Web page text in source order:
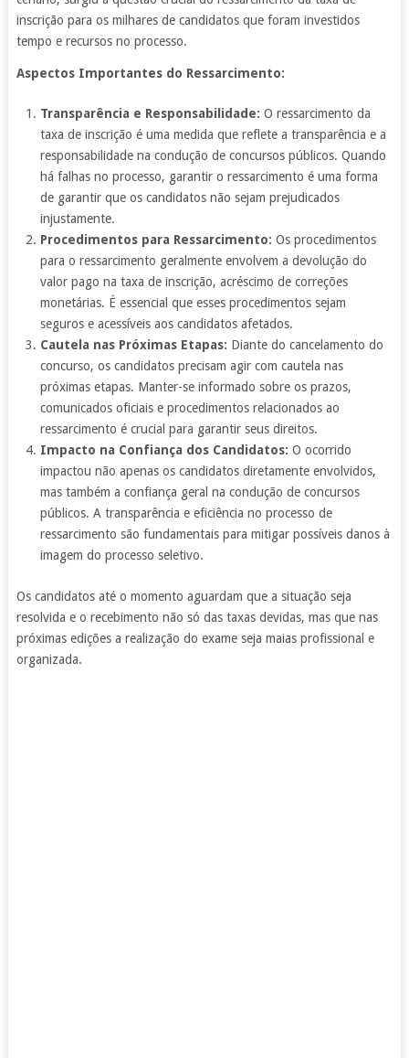
inscrição para os milhares de candidatos que foram investidos
tempo e recursos no processo.
Aspectos Importantes do Ressarcimento:
Transparência e Responsabilidade: O ressarcimento da
taxa de inscrição é uma medida que reflete a transparência e a
responsabilidade na condução de concursos públicos. Quando
há falhas no processo, garantir o ressarcimento é uma forma
de garantir que os candidatos não sejam prejudicados
injustamente.
Procedimentos para Ressarcimento: Os procedimentos
para o ressarcimento geralmente envolvem a devolução do
valor pago na taxa de inscrição, acréscimo de correções
monetárias. É essencial que esses procedimentos sejam
seguros e acessíveis aos candidatos afetados.
Cautela nas Próximas Etapas: Diante do cancelamento do
concurso, os candidatos precisam agir com cautela nas
próximas etapas. Manter-se informado sobre os prazos,
comunicados oficiais e procedimentos relacionados ao
ressarcimento é crucial para garantir seus direitos.
Impacto na Confiança dos Candidatos: O ocorrido
impactou não apenas os candidatos diretamente envolvidos,
mas também a confiança geral na condução de concursos
públicos. A transparência e eficiência no processo de
ressarcimento são fundamentais para mitigar possíveis danos à
imagem do processo seletivo.
Os candidatos até o momento aguardam que a situação seja
resolvida e o recebimento não só das taxas devidas, mas que nas
próximas edições a realização do exame seja maias profissional e
organizada.